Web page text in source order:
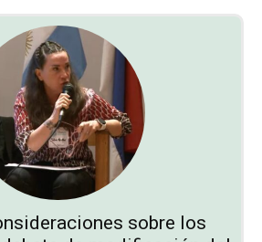
sobre los